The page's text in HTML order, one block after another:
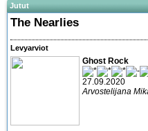
Jutut
The Nearlies
Levyarviot
Ghost Rock
27.09.2020
Arvostelijana